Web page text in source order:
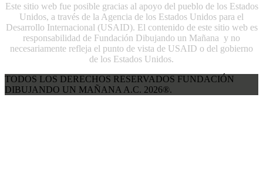
Este sitio web fue posible gracias al apoyo del pueblo de los Estados
Unidos, a través de la Agencia de los Estados Unidos para el
Desarrollo Internacional (USAID). El contenido de este sitio web es
responsabilidad de Fundación Dibujando un Mañana y no
necesariamente refleja el punto de vista de USAID o del gobierno
de los Estados Unidos.
TODOS LOS DERECHOS RESERVADOS FUNDACIÓN
DIBUJANDO UN MAÑANA A.C. 2026®.